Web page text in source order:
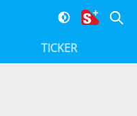
TICKER